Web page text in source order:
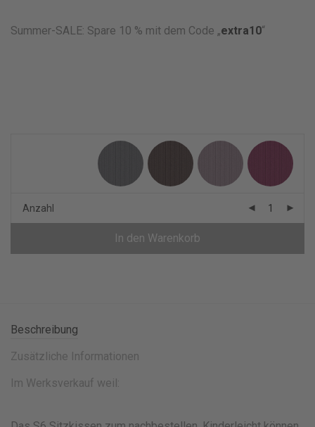
Summer-SALE: Spare 10 % mit dem Code „extra10“
Anzahl
In den Warenkorb
Beschreibung
Zusätzliche Informationen
Im Werksverkauf weil: